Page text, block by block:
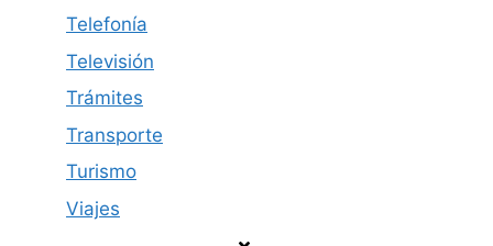
Telefonía
Televisión
Trámites
Transporte
Turismo
Viajes